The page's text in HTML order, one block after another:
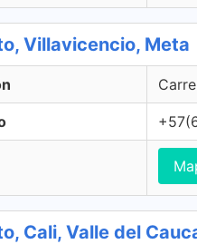
Villavicencio, Meta
Cali, Valle del